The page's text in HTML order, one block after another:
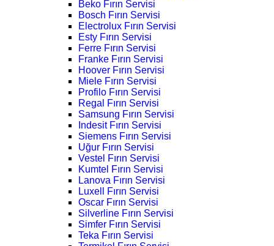
Beko Fırın Servisi
Bosch Fırın Servisi
Electrolux Fırın Servisi
Esty Fırın Servisi
Ferre Fırın Servisi
Franke Fırın Servisi
Hoover Fırın Servisi
Miele Fırın Servisi
Profilo Fırın Servisi
Regal Fırın Servisi
Samsung Fırın Servisi
Indesit Fırın Servisi
Siemens Fırın Servisi
Uğur Fırın Servisi
Vestel Fırın Servisi
Kumtel Fırın Servisi
Lanova Fırın Servisi
Luxell Fırın Servisi
Oscar Fırın Servisi
Silverline Fırın Servisi
Simfer Fırın Servisi
Teka Fırın Servisi